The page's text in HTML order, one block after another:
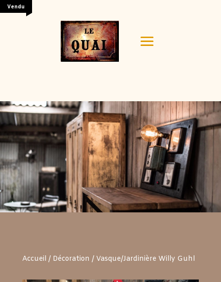
Vendu
Your content goes here. Edit or remove this text inline
or in the module Content settings. You can also style
every aspect of this content in the module Design
settings and even apply custom CSS to this text in the
module Advanced settings.
Accueil / Décoration / Vasque/Jardinière Willy Guhl